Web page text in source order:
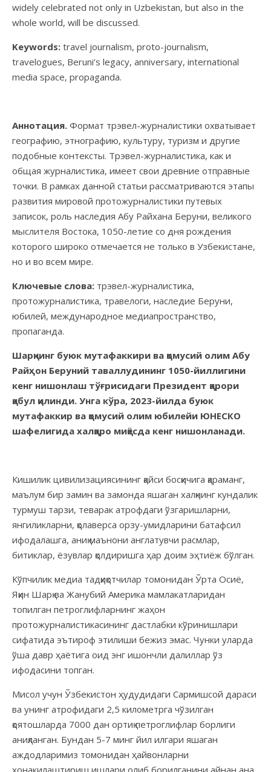
widely celebrated not only in Uzbekistan, but also in the
whole world, will be discussed.
Keywords: travel journalism, proto-journalism,
travelogues, Beruni’s legacy, anniversary, international
media space, propaganda.
Аннотация. Формат трэвел-журналистики охватывает
географию, этнографию, культуру, туризм и другие
подобные контексты. Трэвел-журналистика, как и
общая журналистика, имеет свои древние отправные
точки. В рамках данной статьи рассматриваются этапы
развития мировой протожурналистики путевых
записок, роль наследия Абу Райхана Беруни, великого
мыслителя Востока, 1050-летие со дня рождения
которого широко отмечается не только в Узбекистане,
но и во всем мире.
Ключевые слова: трэвел-журналистика,
протожурналистика, травелоги, наследие Беруни,
юбилей, международное медиапространство,
пропаганда.
Шарқнинг буюк мутафаккири ва қомусий олим Абу
Райҳон Беруний таваллудининг 1050-йиллигини
кенг нишонлаш тўғрисидаги Президент қарори
қабул қилинди. Унга кўра, 2023-йилда буюк
мутафаккир ва қомусий олим юбилейи ЮНЕСКО
шафелигида халқаро миқёсда кенг нишонланади.
Кишилик цивилизациясининг қайси босқичига қараманг,
маълум бир замин ва замонда яшаган халқнинг кундалик
турмуш тарзи, теварак атрофдаги ўзгаришларни,
янгиликларни, қолаверса орзу-умидларини батафсил
ифодалашга, аниқ маънони англатувчи расмлар,
битиклар, ёзувлар қолдиришга ҳар доим эҳтиёж бўлган.
Кўпчилик медиа тадқиқотчилар томонидан Ўрта Осиё,
Яқин Шарқ ва Жанубий Америка мамлакатларидан
топилган петроглифларнинг жаҳон
протожурналистикасининг дастлабки кўринишлари
сифатида эътироф этилиши бежиз эмас. Чунки уларда
ўша давр ҳаётига оид энг ишончли далиллар ўз
ифодасини топган.
Мисол учун Ўзбекистон ҳудудидаги Сармишсой дараси
ва унинг атрофидаги 2,5 километрга чўзилган
қоятошларда 7000 дан ортиқ петроглифлар борлиги
аниқланган. Бундан 5-7 минг йил илгари яшаган
аждодларимиз томонидан ҳайвонларни
хонакилаштириш ишлари олиб борилганини айнан ана